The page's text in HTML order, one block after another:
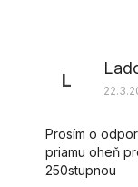
L
Prosím o
priamu oheň
250stupnou